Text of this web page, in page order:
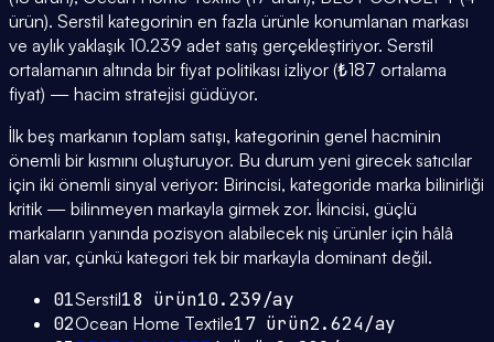
ürün). Serstil kategorinin en fazla ürünle konumlanan markası
ve aylık yaklaşık 10.239 adet satış gerçekleştiriyor. Serstil
ortalamanın altında bir fiyat politikası izliyor (₺187 ortalama
fiyat) — hacim stratejisi güdüyor.
İlk beş markanın toplam satışı, kategorinin genel hacminin
önemli bir kısmını oluşturuyor. Bu durum yeni girecek satıcılar
için iki önemli sinyal veriyor: Birincisi, kategoride marka bilinirliği
kritik — bilinmeyen markayla girmek zor. İkincisi, güçlü
markaların yanında pozisyon alabilecek niş ürünler için hâlâ
alan var, çünkü kategori tek bir markayla dominant değil.
01Serstil18 ürün10.239/ay
02Ocean Home Textile17ürün2.624/ay